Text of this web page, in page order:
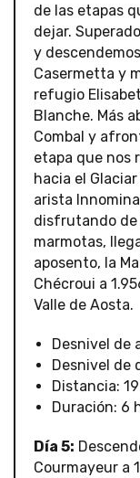
de las etapas
dejar.
y
Casermetta y
refugio
Blanche. Más
Combal y
etapa que nos
hacia el
arista
disfrutando de
marmotas,
aposento, la
Chécroui a
Valle de Aosta.
Desnivel de
Desnivel de
Distancia:
Duración: 6
Día 5:
Courmayeur a